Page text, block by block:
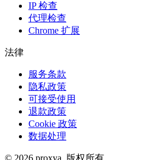
IP 检查
代理检查
Chrome 扩展
法律
服务条款
隐私政策
可接受使用
退款政策
Cookie 政策
数据处理
© 2026 proxya. 版权所有。